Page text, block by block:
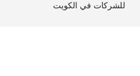
للشركات في الكويت